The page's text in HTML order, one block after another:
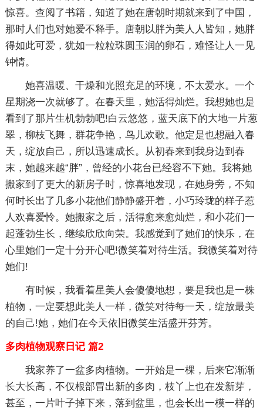
惊喜。查阅了书籍，知道了她在唐朝时期就来到了中国，
那时人们也对她爱不释手。唐朝以胖为美人人皆知，她胖
得如此可爱，犹如一粒粒珠圆玉润的卵石，难怪让人一见
钟情。
她喜温暖、干燥和光照充足的环境，不太爱水。一个
星期浇一次就够了。在春天里，她活得灿烂。我想她也是
看到了那片生机勃勃吧!白云悠悠，蓝天底下的大地一片葱
翠，柳枝飞舞，群花争艳，鸟儿欢歌。他定是也想融入春
天，绽放自己，所以迅速成长。从初春来到我身边到春
末，她越来越“胖”，曾经的小花台已经容不下她。我将她
搬家到了更大的新房子时，惊喜地发现，在她身旁，不知
何时长出了几多小花他们静静盛开着，小巧玲珑的样子惹
人欢喜爱怜。她搬家之后，活得愈来愈灿烂，和小花们一
起蓬勃生长，继续欣欣向荣。我感觉到了她们的快乐，在
心里她们一定十分开心吧!微笑着对待生活。我微笑着对待
她们!
有时候，我看着星美人会傻傻地想，要是我也是一株
植物，一定要想此美人一样，微笑对待每一天，绽放最美
的自己!她，她们在今天依旧微笑生活盛开芬芳。
多肉植物观察日记 篇2
我家养了一盆多肉植物。一开始是一棵，后来它渐渐
长大长高，不仅根部冒出新的多肉，枝丫上也在发新芽，
甚至，一片叶子掉下来，落到盆里，也会长出一模一样的